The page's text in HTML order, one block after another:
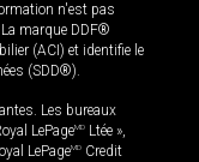
n'est pas
marque DDF®
(ACI) et identifie le
(SDD®).
Les bureaux
LePageMD Ltée »,
LePageMD Credit